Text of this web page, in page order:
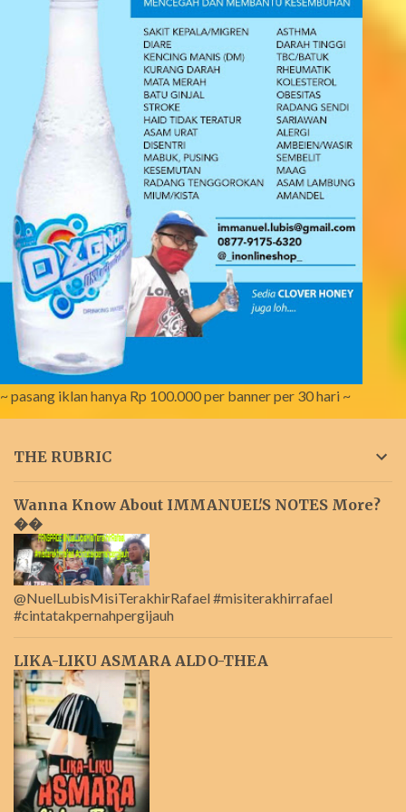
~ pasang iklan hanya Rp 100.000 per banner per 30 hari ~
THE RUBRIC
Wanna Know About IMMANUEL'S NOTES More?
��
@NuelLubisMisiTerakhirRafael #misiterakhirrafael
#cintatakpernahpergijauh
LIKA-LIKU ASMARA ALDO-THEA